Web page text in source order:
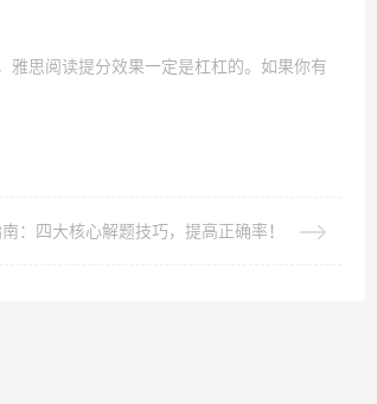
雅思阅读提分效果一定是杠杠的。如果你有
：四大核心解题技巧，提高正确率！